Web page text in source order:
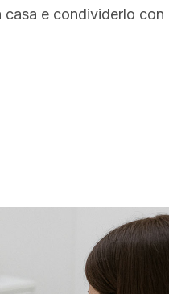
e condividerlo con